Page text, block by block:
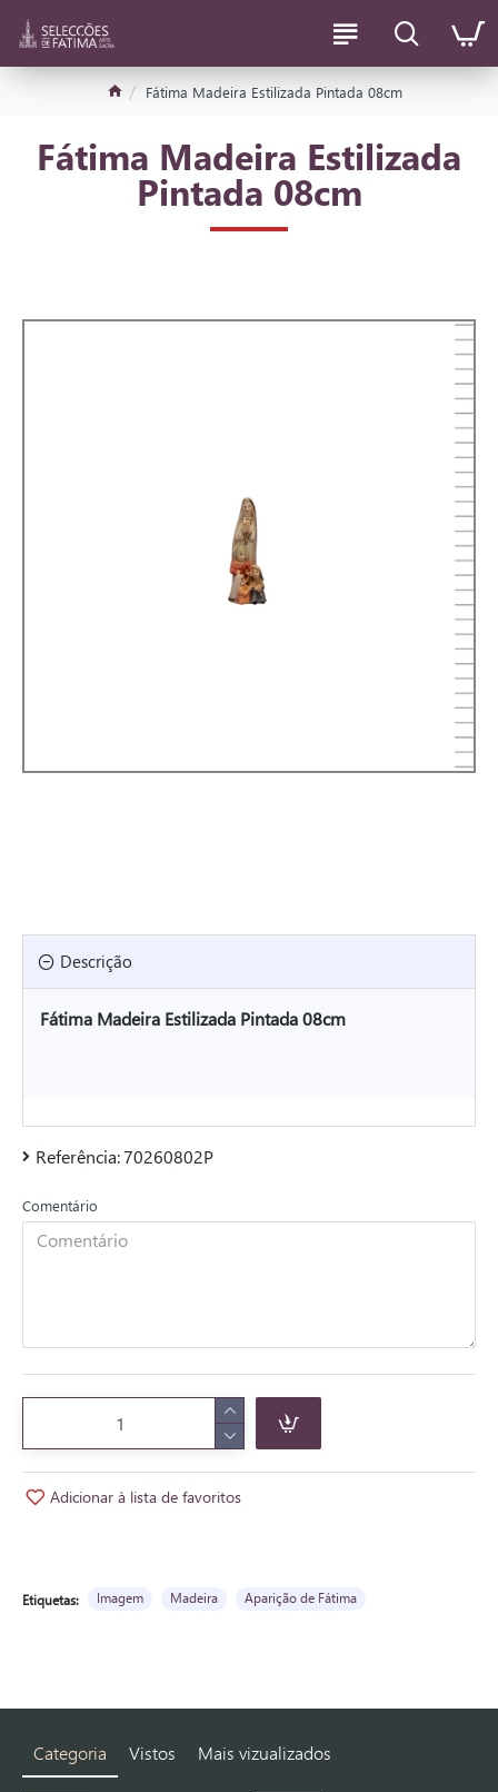
Fátima Madeira Estilizada Pintada 08cm
Fátima Madeira Estilizada
Pintada 08cm
Descrição
Fátima Madeira Estilizada Pintada 08cm
Referência:70260802P
Comentário
Adicionar à lista de favoritos
Etiquetas: Imagem Madeira Aparição de Fátima
Categoria Vistos Mais vizualizados